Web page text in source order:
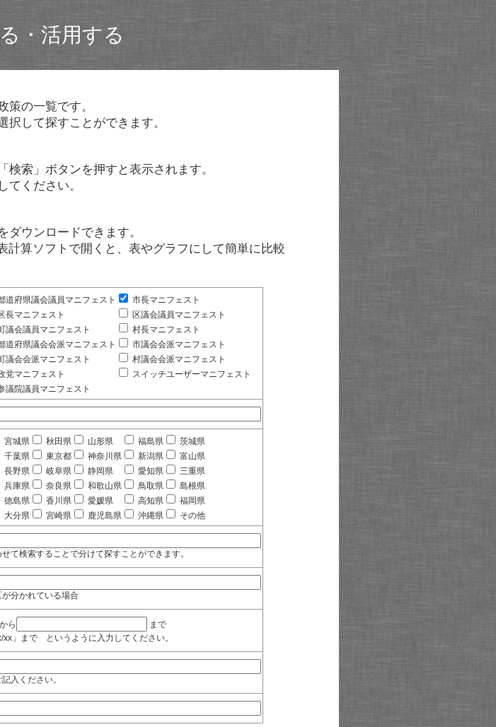
・活用する
策の一覧です。
して探すことができます。
索」ボタンを押すと表示されます。
てください。
ウンロードできます。
算ソフトで開くと、表やグラフにして簡単に比較
道府県議会議員マニフェスト
市長マニフェスト
長マニフェスト
区議会議員マニフェスト
議会議員マニフェスト
村長マニフェスト
道府県議会会派マニフェスト
市議会会派マニフェスト
議会会派マニフェスト
村議会会派マニフェスト
党マニフェスト
スイッチユーザーマニフェスト
議院議員マニフェスト
宮城県 秋田県 山形県 福島県
茨城県
千葉県 東京都 神奈川県 新潟県
富山県
長野県 岐阜県 静岡県 愛知県
三重県
兵庫県 奈良県 和歌山県 鳥取県
島根県
徳島県 香川県 愛媛県 高知県
福岡県
大分県 宮崎県 鹿児島県 沖縄県 その他
て検索することで分けて探すことができます。
分かれている場合
から
まで
まで というように入力してください。
入ください。